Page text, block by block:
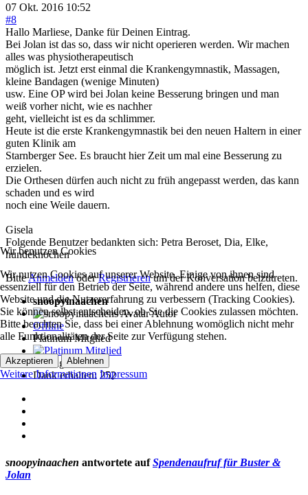
07 Okt. 2016 10:52
#8
Hallo Marliese, Danke für Deinen Eintrag.
Bei Jolan ist das so, dass wir nicht operieren werden. Wir machen
alles was physiotherapeutisch
möglich ist. Jetzt erst einmal die Krankengymnastik, Massagen,
kleine Bandagen (wenige Minuten)
usw. Eine OP wird bei Jolan keine Besserung bringen und man
weiß vorher nicht, wie es nachher
geht, vielleicht ist es da schlimmer.
Heute ist die erste Krankengymnastik bei den neuen Haltern in einer
guten Klinik am
Starnberger See. Es braucht hier Zeit um mal eine Besserung zu
erzielen.
Die Orthesen dürfen auch nicht zu früh angepasst werden, das kann
schaden und es wird
noch eine Weile dauern.
Gisela
Folgende Benutzer bedankten sich: Petra Beroset, Dia, Elke,
hundeknochen
BitteAnmeldenoderRegistrierenum der Konversation beizutreten.
snoopyinaachen
Autor
Offline
Platinum Mitglied
Beiträge: 488
Dank erhalten: 252
snoopyinaachen antwortete aufSpendenaufruf für Buster &
Jolan
Wir benutzen Cookies
Wir nutzen Cookies auf unserer Website. Einige von ihnen sind
essenziell für den Betrieb der Seite, während andere uns helfen, diese
Website und die Nutzererfahrung zu verbessern (Tracking Cookies).
Sie können selbst entscheiden, ob Sie die Cookies zulassen möchten.
Bitte beachten Sie, dass bei einer Ablehnung womöglich nicht mehr
alle Funktionalitäten der Seite zur Verfügung stehen.
Akzeptieren Ablehnen
Weitere Informationen Impressum